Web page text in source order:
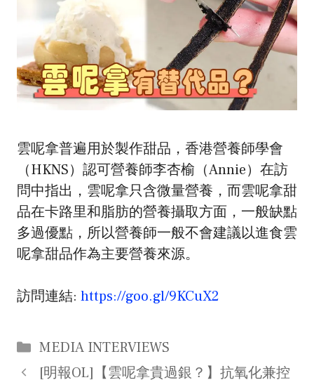
雲呢拿普遍用於製作甜品，香港營養師學會
（HKNS）認可營養師李杏榆（Annie）在訪
問中指出，雲呢拿只含微量營養，而雲呢拿甜
品在卡路里和脂肪的營養攝取方面，一般缺點
多過優點，所以營養師一般不會建議以進食雲
呢拿甜品作為主要營養來源。
訪問連結: https://goo.gl/9KCuX2
Categories
MEDIA INTERVIEWS
Post[明報OL]【雲呢拿貴過銀？】抗氧化兼控